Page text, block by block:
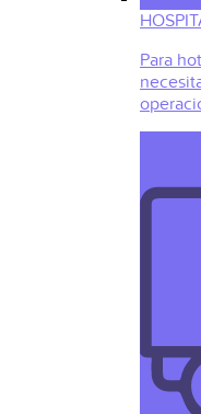
Para